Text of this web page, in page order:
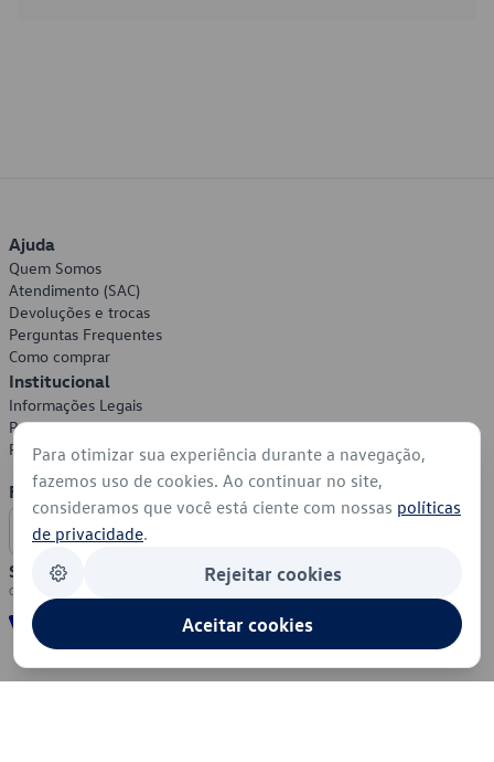
Ajuda
Quem Somos
Atendimento (SAC)
Devoluções e trocas
Perguntas Frequentes
Como comprar
Institucional
Informações Legais
Política de Privacidade
Política de Cookies
Formas de Pagamento
Segurança
Para otimizar sua experiência durante a navegação,
fazemos uso de cookies. Ao continuar no site,
consideramos que você está ciente com nossas políticas
de privacidade.
Rejeitar cookies
Aceitar cookies